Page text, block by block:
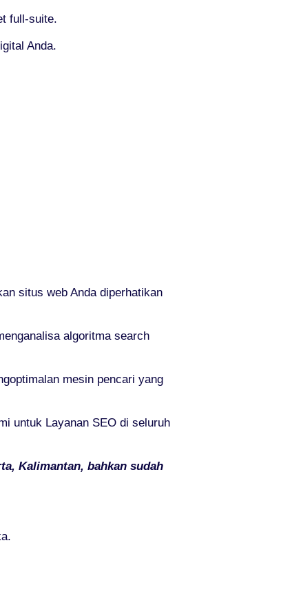
full-suite.
Anda.
situs web Anda diperhatikan
algoritma search
mesin pencari yang
untuk Layanan SEO di seluruh
Kalimantan, bahkan sudah